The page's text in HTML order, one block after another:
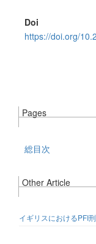
Doi
https://doi.org/
Pages
総目次
Other Article
イギリスにおけるPFI